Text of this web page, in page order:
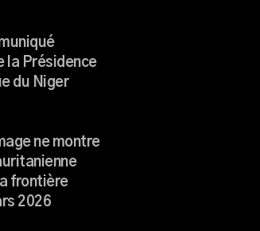
la Présidence
du Niger
ne montre
frontière
2026